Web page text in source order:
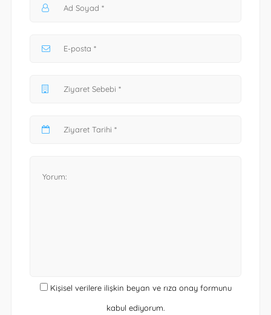
Kişisel verilere ilişkin beyan ve rıza onay formunu
kabul ediyorum.